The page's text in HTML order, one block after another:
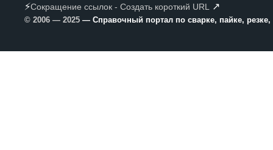
⚡Сокращение ссылок - Создать короткий URL ↗
© 2006 — 2025 — Справочный портал по сварке, пайке,